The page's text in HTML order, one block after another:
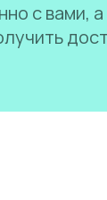
с вами,